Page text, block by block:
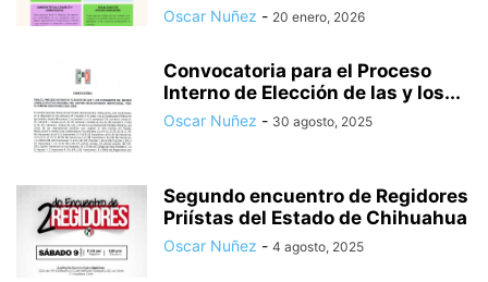
Oscar Nuñez - 20 enero, 2026
Convocatoria para el Proceso
Interno de Elección de las y los...
Oscar Nuñez - 30 agosto, 2025
Segundo encuentro de Regidores
Priístas del Estado de Chihuahua
Oscar Nuñez - 4 agosto, 2025